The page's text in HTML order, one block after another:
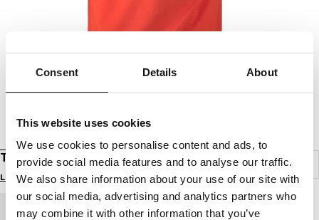
Consent Details About
This website uses cookies
We use cookies to personalise content and ads, to
provide social media features and to analyse our traffic.
We also share information about your use of our site with
our social media, advertising and analytics partners who
may combine it with other information that you’ve
T-SHIRT SAN DIEGO 18
Login to see B2B prices
BULK ORDER